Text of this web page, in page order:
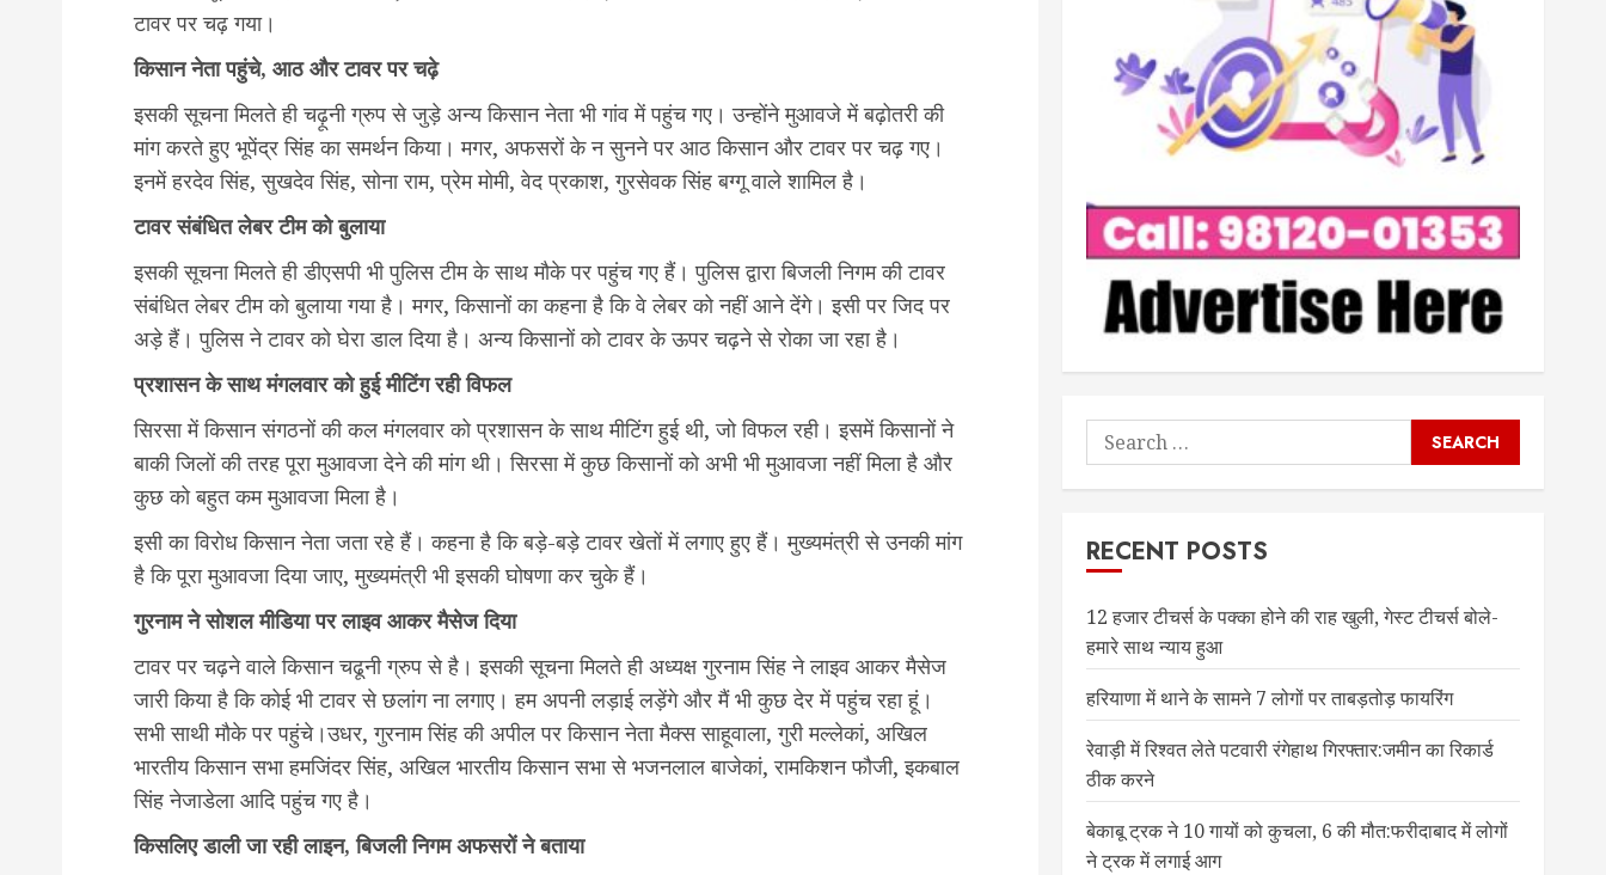
टावर पर चढ़ गया।
किसान नेता पहुंचे, आठ और टावर पर चढ़े
इसकी सूचना मिलते ही चढ़ूनी ग्रुप से जुड़े अन्य किसान नेता भी गांव में पहुंच गए। उन्होंने मुआवजे में बढ़ोतरी की
मांग करते हुए भूपेंद्र सिंह का समर्थन किया। मगर, अफसरों के न सुनने पर आठ किसान और टावर पर चढ़ गए।
इनमें हरदेव सिंह, सुखदेव सिंह, सोना राम, प्रेम मोमी, वेद प्रकाश, गुरसेवक सिंह बग्गू वाले शामिल है।
टावर संबंधित लेबर टीम को बुलाया
इसकी सूचना मिलते ही डीएसपी भी पुलिस टीम के साथ मौके पर पहुंच गए हैं। पुलिस द्वारा बिजली निगम की टावर
संबंधित लेबर टीम को बुलाया गया है। मगर, किसानों का कहना है कि वे लेबर को नहीं आने देंगे। इसी पर जिद पर
अड़े हैं। पुलिस ने टावर को घेरा डाल दिया है। अन्य किसानों को टावर के ऊपर चढ़ने से रोका जा रहा है।
प्रशासन के साथ मंगलवार को हुई मीटिंग रही विफल
सिरसा में किसान संगठनों की कल मंगलवार को प्रशासन के साथ मीटिंग हुई थी, जो विफल रही। इसमें किसानों ने
बाकी जिलों की तरह पूरा मुआवजा देने की मांग थी। सिरसा में कुछ किसानों को अभी भी मुआवजा नहीं मिला है और
कुछ को बहुत कम मुआवजा मिला है।
इसी का विरोध किसान नेता जता रहे हैं। कहना है कि बड़े-बड़े टावर खेतों में लगाए हुए हैं। मुख्यमंत्री से उनकी मांग
है कि पूरा मुआवजा दिया जाए, मुख्यमंत्री भी इसकी घोषणा कर चुके हैं।
गुरनाम ने सोशल मीडिया पर लाइव आकर मैसेज दिया
टावर पर चढ़ने वाले किसान चढूनी ग्रुप से है। इसकी सूचना मिलते ही अध्यक्ष गुरनाम सिंह ने लाइव आकर मैसेज
जारी किया है कि कोई भी टावर से छलांग ना लगाए। हम अपनी लड़ाई लड़ेंगे और मैं भी कुछ देर में पहुंच रहा हूं।
सभी साथी मौके पर पहुंचे।उधर, गुरनाम सिंह की अपील पर किसान नेता मैक्स साहूवाला, गुरी मल्लेकां, अखिल
भारतीय किसान सभा हमजिंदर सिंह, अखिल भारतीय किसान सभा से भजनलाल बाजेकां, रामकिशन फौजी, इकबाल
सिंह नेजाडेला आदि पहुंच गए है।
किसलिए डाली जा रही लाइन, बिजली निगम अफसरों ने बताया
Search
for:
RECENT POSTS
12 हजार टीचर्स के पक्का होने की राह खुली, गेस्ट टीचर्स बोले-
हमारे साथ न्याय हुआ
हरियाणा में थाने के सामने 7 लोगों पर ताबड़तोड़ फायरिंग
रेवाड़ी में रिश्वत लेते पटवारी रंगेहाथ गिरफ्तार:जमीन का रिकार्ड
ठीक करने
बेकाबू ट्रक ने 10 गायों को कुचला, 6 की मौत:फरीदाबाद में लोगों
ने ट्रक में लगाई आग